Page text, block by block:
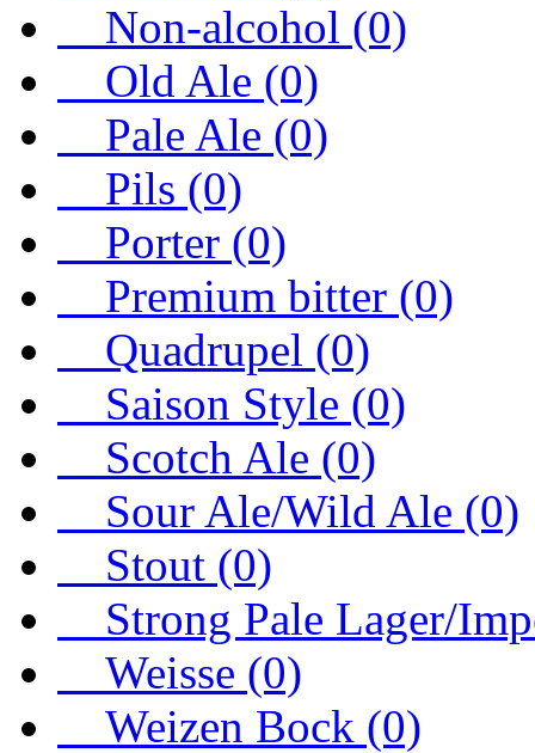
Non-alcohol (0)
Old Ale (0)
Pale Ale (0)
Pils (0)
Porter (0)
Premium bitter (0)
Quadrupel (0)
Saison Style (0)
Scotch Ale (0)
Sour Ale/Wild Ale (0)
Stout (0)
Strong Pale Lager/
Weisse (0)
Weizen Bock (0)